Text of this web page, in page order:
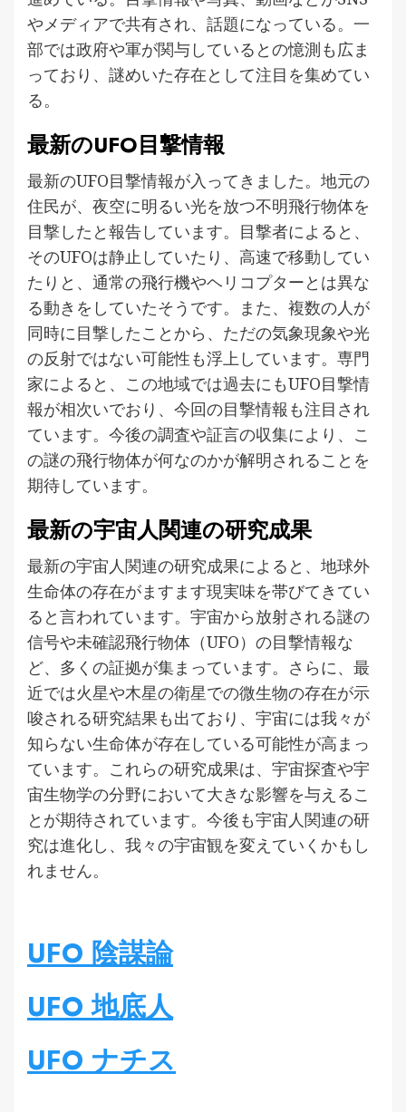
やメディアで共有され、話題になっている。一
部では政府や軍が関与しているとの憶測も広ま
っており、謎めいた存在として注目を集めてい
る。
最新のUFO目撃情報
最新のUFO目撃情報が入ってきました。地元の
住民が、夜空に明るい光を放つ不明飛行物体を
目撃したと報告しています。目撃者によると、
そのUFOは静止していたり、高速で移動してい
たりと、通常の飛行機やヘリコプターとは異な
る動きをしていたそうです。また、複数の人が
同時に目撃したことから、ただの気象現象や光
の反射ではない可能性も浮上しています。専門
家によると、この地域では過去にもUFO目撃情
報が相次いでおり、今回の目撃情報も注目され
ています。今後の調査や証言の収集により、こ
の謎の飛行物体が何なのかが解明されることを
期待しています。
最新の宇宙人関連の研究成果
最新の宇宙人関連の研究成果によると、地球外
生命体の存在がますます現実味を帯びてきてい
ると言われています。宇宙から放射される謎の
信号や未確認飛行物体（UFO）の目撃情報な
ど、多くの証拠が集まっています。さらに、最
近では火星や木星の衛星での微生物の存在が示
唆される研究結果も出ており、宇宙には我々が
知らない生命体が存在している可能性が高まっ
ています。これらの研究成果は、宇宙探査や宇
宙生物学の分野において大きな影響を与えるこ
とが期待されています。今後も宇宙人関連の研
究は進化し、我々の宇宙観を変えていくかもし
れません。
UFO 陰謀論
UFO 地底人
UFO ナチス